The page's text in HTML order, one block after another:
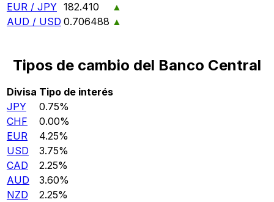
EUR / JPY 182.410
▲
AUD / USD 0.706488 ▲
Tipos de cambio del Banco Central
Divisa Tipo de interés
JPY
0.75%
CHF
0.00%
EUR
4.25%
USD
3.75%
CAD
2.25%
AUD
3.60%
NZD
2.25%